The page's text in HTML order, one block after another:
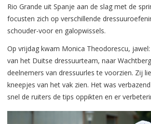
Rio Grande uit Spanje aan de slag met de
focusten zich op verschillende
schouder-voor en galopwissels.
Op vrijdag kwam Monica Theodorescu,
van het Duitse dressuurteam, naar
deelnemers van dressuurles te voorzien. Zij
kneepjes van het vak zien. Het was
snel de ruiters de tips oppikten en er